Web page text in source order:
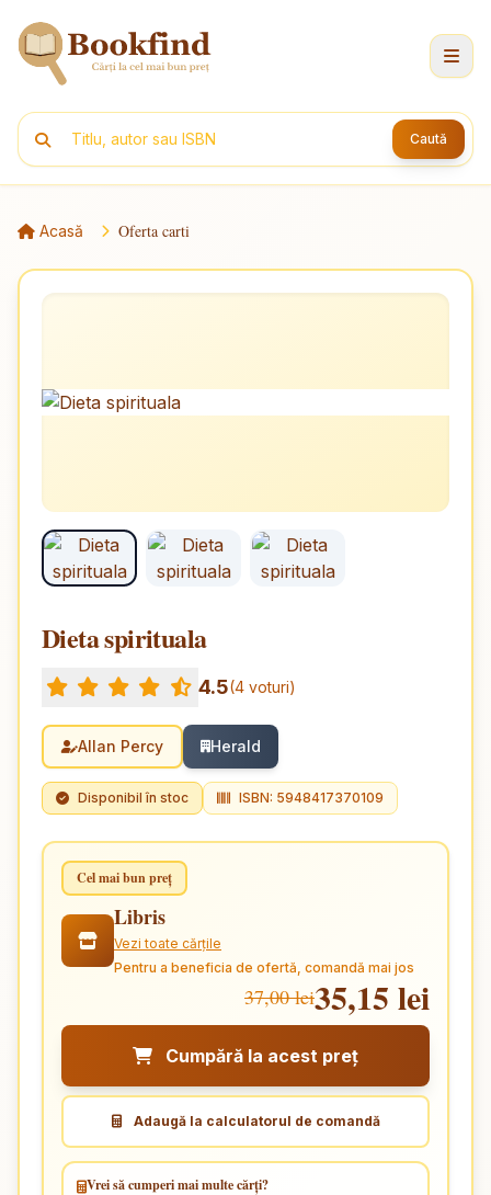
Caută
Acasă Oferta carti
Dieta spirituala
4.5(4 voturi)
Allan Percy Herald
Disponibil în stoc ISBN: 5948417370109
Cel mai bun preț
Libris
Vezi toate cărțile
Pentru a beneficia de ofertă, comandă mai jos
37,00 lei35,15 lei
Cumpără la acest preț
Adaugă la calculatorul de comandă
Vrei să cumperi mai multe cărți?